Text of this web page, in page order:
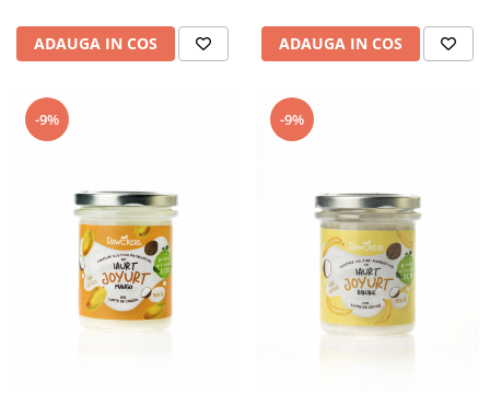
ADAUGA IN COS ADAUGA IN COS
-9% -9%